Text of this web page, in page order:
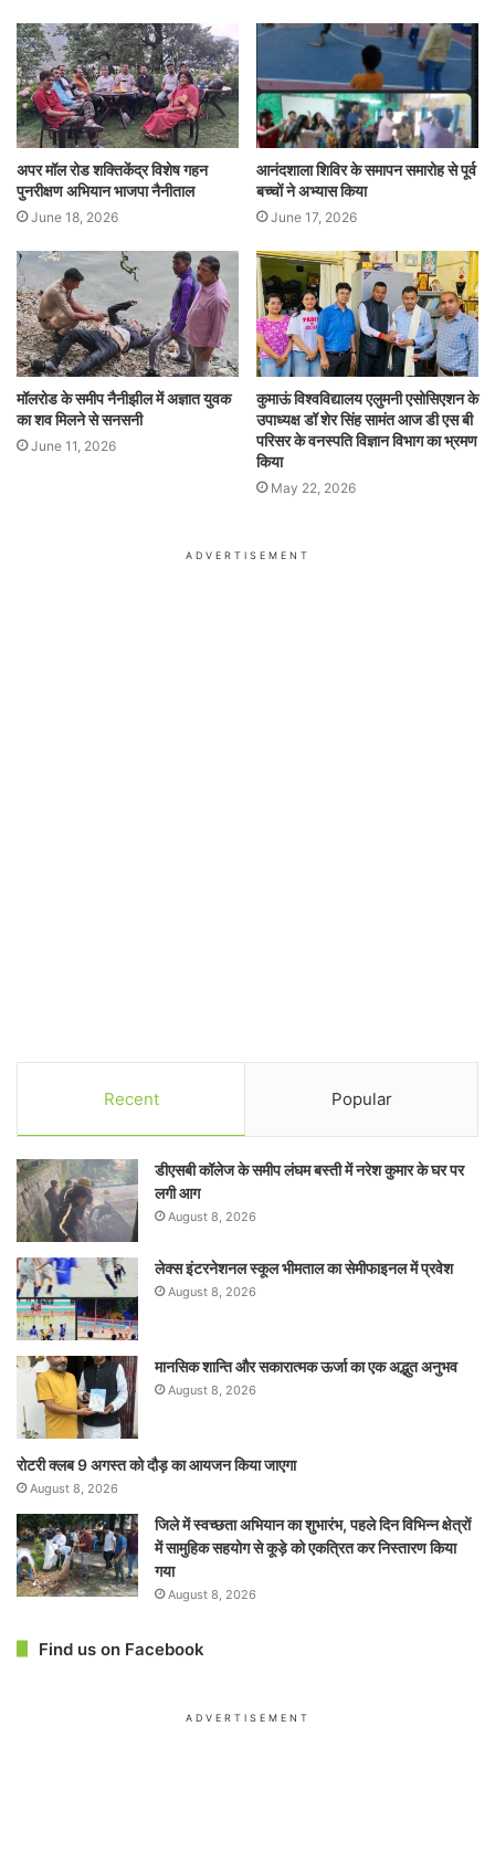
अपर मॉल रोड शक्तिकेंद्र विशेष गहन
पुनरीक्षण अभियान भाजपा नैनीताल
June 18, 2026
आनंदशाला शिविर के समापन समारोह से पूर्व
बच्चों ने अभ्यास किया
June 17, 2026
मॉलरोड के समीप नैनीझील में अज्ञात युवक
का शव मिलने से सनसनी
June 11, 2026
कुमाऊं विश्वविद्यालय एलुमनी एसोसिएशन के
उपाध्यक्ष डॉ शेर सिंह सामंत आज डी एस बी
परिसर के वनस्पति विज्ञान विभाग का भ्रमण
किया
May 22, 2026
ADVERTISEMENT
Recent Popular
डीएसबी कॉलेज के समीप लंघम बस्ती में नरेश कुमार के घर पर
लगी आग
August 8, 2026
लेक्स इंटरनेशनल स्कूल भीमताल का सेमीफाइनल में प्रवेश
August 8, 2026
मानसिक शान्ति और सकारात्मक ऊर्जा का एक अद्भुत अनुभव
August 8, 2026
रोटरी क्लब 9 अगस्त को दौड़ का आयजन किया जाएगा
August 8, 2026
जिले में स्वच्छता अभियान का शुभारंभ, पहले दिन विभिन्न क्षेत्रों
में सामुहिक सहयोग से कूड़े को एकत्रित कर निस्तारण किया
गया
August 8, 2026
Find us on Facebook
ADVERTISEMENT